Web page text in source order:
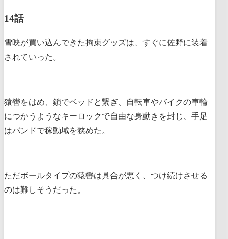
14話
雪映が買い込んできた拘束グッズは、すぐに佐野に装着
されていった。
猿轡をはめ、鎖でベッドと繋ぎ、自転車やバイクの車輪
につかうようなキーロックで自由な身動きを封じ、手足
はバンドで稼動域を狭めた。
ただボールタイプの猿轡は具合が悪く、つけ続けさせる
のは難しそうだった。